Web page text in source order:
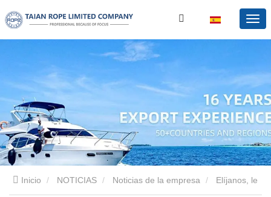
Inicio NOTICIAS Noticias de la empresa